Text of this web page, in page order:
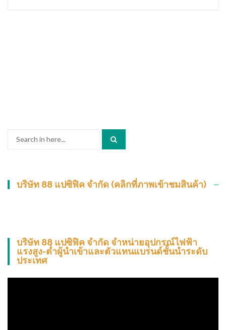
บริษัท 88 แปซิฟิค จำกัด (คลิกที่ภาพเข้าชมสินค้า)
บริษัท 88 แปซิฟิค จำกัด จำหน่ายอุปกรณ์ไฟฟ้า
แรงสูง-ต่ำผู้นำเข้าและตัวแทนแบรนด์ชั้นนำระดับ
ประเทศ